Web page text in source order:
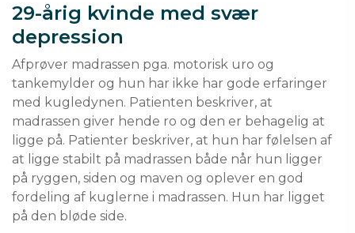
29-årig kvinde med svær
depression
Afprøver madrassen pga. motorisk uro og
tankemylder og hun har ikke har gode erfaringer
med kugledynen. Patienten beskriver, at
madrassen giver hende ro og den er behagelig at
ligge på. Patienter beskriver, at hun har følelsen af
at ligge stabilt på madrassen både når hun ligger
på ryggen, siden og maven og oplever en god
fordeling af kuglerne i madrassen. Hun har ligget
på den bløde side.